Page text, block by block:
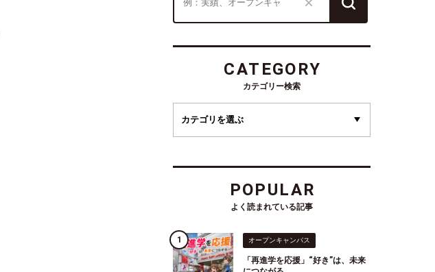
CATEGORY
カテゴリー検索
POPULAR
よく読まれている記事
オープンキャンパス
「再進学を応援」“好き”は、未来